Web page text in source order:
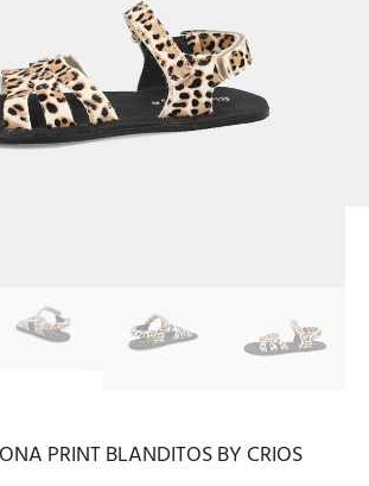
PRINT BLANDITOS BY CRIOS